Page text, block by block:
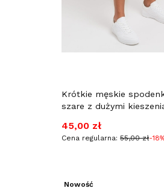
Krótkie męskie
szare z dużymi
Cena promocyjna
45,00 zł
Cena regularna: 55,00 zł-
Nowość